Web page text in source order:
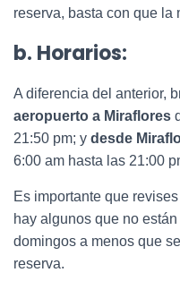
reserva, basta con que la
b. Horarios:
A diferencia del anterior,
aeropuerto a Miraflores
21:50 pm; y desde
6:00 am hasta las 21:00
Es importante que
hay algunos que no
domingos a menos que
reserva.